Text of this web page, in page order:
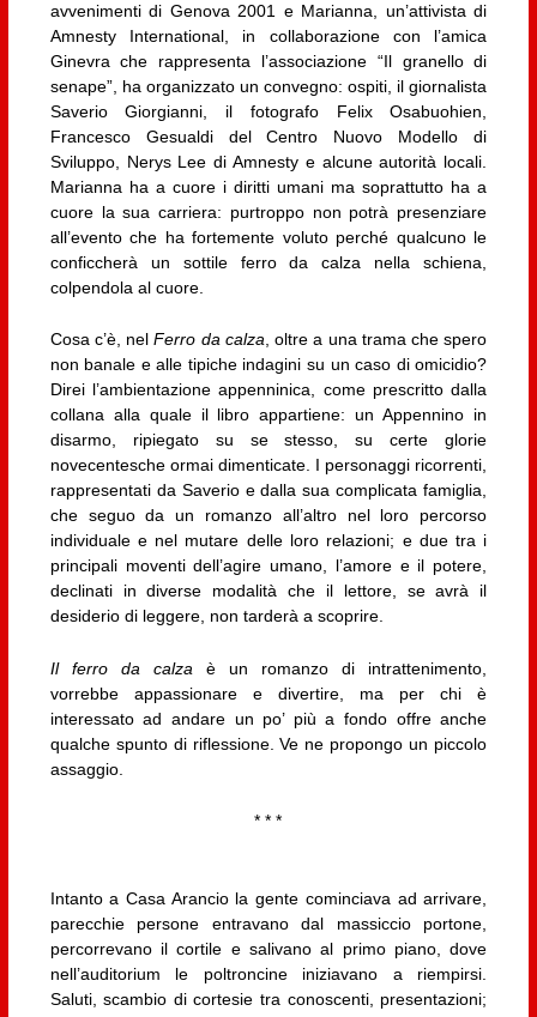
avvenimenti di Genova 2001 e Marianna, un’attivista di
Amnesty International, in collaborazione con l’amica
Ginevra che rappresenta l’associazione “Il granello di
senape”, ha organizzato un convegno: ospiti, il giornalista
Saverio Giorgianni, il fotografo Felix Osabuohien,
Francesco Gesualdi del Centro Nuovo Modello di
Sviluppo, Nerys Lee di Amnesty e alcune autorità locali.
Marianna ha a cuore i diritti umani ma soprattutto ha a
cuore la sua carriera: purtroppo non potrà presenziare
all’evento che ha fortemente voluto perché qualcuno le
conficcherà un sottile ferro da calza nella schiena,
colpendola al cuore.
Cosa c’è, nelFerro da calza, oltre a una trama che spero
non banale e alle tipiche indagini su un caso di omicidio?
Direi l’ambientazione appenninica, come prescritto dalla
collana alla quale il libro appartiene: un Appennino in
disarmo, ripiegato su se stesso, su certe glorie
novecentesche ormai dimenticate. I personaggi ricorrenti,
rappresentati da Saverio e dalla sua complicata famiglia,
che seguo da un romanzo all’altro nel loro percorso
individuale e nel mutare delle loro relazioni; e due tra i
principali moventi dell’agire umano, l’amore e il potere,
declinati in diverse modalità che il lettore, se avrà il
desiderio di leggere, non tarderà a scoprire.
Il ferro da calza è un romanzo di intrattenimento,
vorrebbe appassionare e divertire, ma per chi è
interessato ad andare un po’ più a fondo offre anche
qualche spunto di riflessione. Ve ne propongo un piccolo
assaggio.
* * *
Intanto a Casa Arancio la gente cominciava ad arrivare,
parecchie persone entravano dal massiccio portone,
percorrevano il cortile e salivano al primo piano, dove
nell’auditorium le poltroncine iniziavano a riempirsi.
Saluti, scambio di cortesie tra conoscenti, presentazioni;